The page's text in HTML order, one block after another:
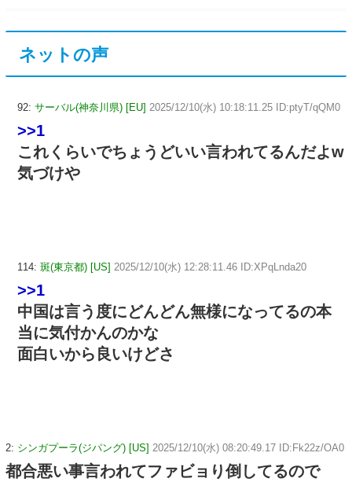
ネットの声
92: サーバル(神奈川県) [EU] 2025/12/10(水) 10:18:11.25 ID:ptyT/qQM0
>>1
これくらいでちょうどいい言われてるんだよw
気づけや
114: 斑(東京都) [US] 2025/12/10(水) 12:28:11.46 ID:XPqLnda20
>>1
中国は言う度にどんどん無様になってるの本
当に気付かんのかな
面白いから良いけどさ
2: シンガプーラ(ジパング) [US] 2025/12/10(水) 08:20:49.17 ID:Fk22z/OA0
都合悪い事言われてファビョり倒してるので